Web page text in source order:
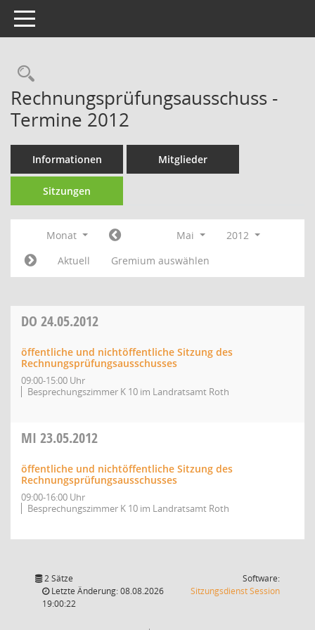
Toggle navigation
Rechercheauswahl
Rechnungsprüfungsausschuss -
Termine 2012
Informationen Mitglieder
Sitzungen
Monat Mai
2012
Aktuell
Gremium auswählen
DO 24.05.2012
öffentliche und nichtöffentliche Sitzung des
Rechnungsprüfungsausschusses
09:00-15:00 Uhr
Besprechungszimmer K 10 im Landratsamt Roth
MI 23.05.2012
öffentliche und nichtöffentliche Sitzung des
Rechnungsprüfungsausschusses
09:00-16:00 Uhr
Besprechungszimmer K 10 im Landratsamt Roth
2 Sätze
Letzte Änderung: 08.08.2026
19:00:22
Software:
SitzungsdienstSession(Wird in